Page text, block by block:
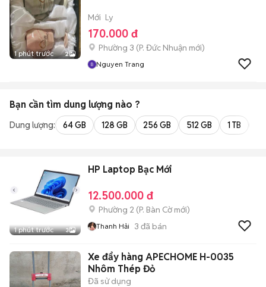
1 phút trước 2
Mới Ly
170.000 đ
Phường 3 (P. Đức Nhuận mới)
Nguyen Trang
Bạn cần tìm dung lượng nào ?
Dung lượng: 64 GB 128 GB 256 GB 512 GB 1 TB
1 phút trước 3
HP Laptop Bạc Mới
12.500.000 đ
Phường 2 (P. Bàn Cờmới)
Thanh Hải 3 đã bán
Xe đẩy hàng APECHOME H-0035
Nhôm Thép Đỏ
Đã sử dụng